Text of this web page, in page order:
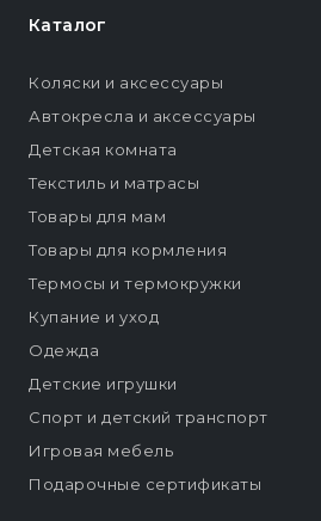
Каталог
Коляски и аксессуары
Автокресла и аксессуары
Детская комната
Текстиль и матрасы
Товары для мам
Товары для кормления
Термосы и термокружки
Купание и уход
Одежда
Детские игрушки
Спорт и детский транспорт
Игровая мебель
Подарочные сертификаты